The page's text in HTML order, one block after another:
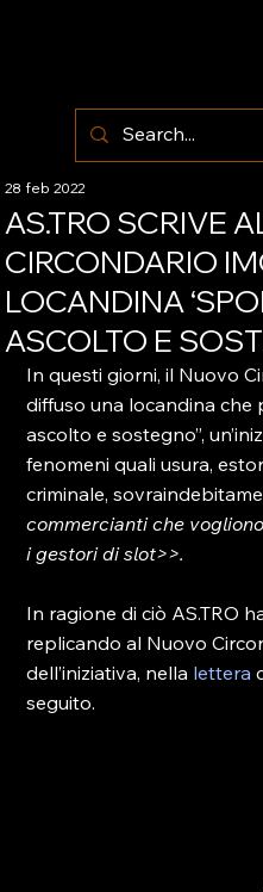
AS.TRO SCRIVE
CIRCONDARIO
LOCANDINA
ASCOLTO E
28 feb 2022
In questi giorni, il Nuovo
diffuso una locandina che
ascolto e sostegno”,
fenomeni quali usura,
criminale,
commercianti che
i gestori di slot>>.
In ragione di ciò AS.TRO
replicando al Nuovo
dell’iniziativa, nella lettera
seguito.